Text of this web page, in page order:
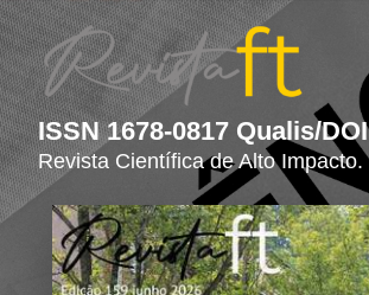
v. 30 n. 159 (2026): Revista ft Edição 159
ISSN 1678-0817 Qualis/DOI
Revista Científica de Alto Impacto.